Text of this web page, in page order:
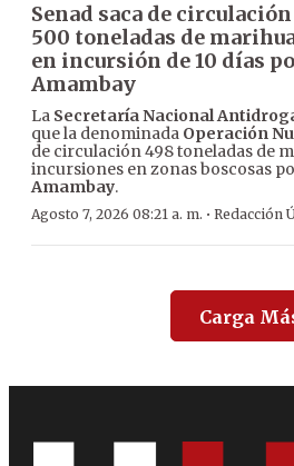
Senad saca de
500 toneladas de
en incursión de 10 días
Amambay
La Secretaría Nacional
que la denominada Operación
de circulación 498 toneladas de
incursiones en zonas boscosas
Amambay.
Agosto 7, 2026 08:21 a. m. · Redacción
Carga